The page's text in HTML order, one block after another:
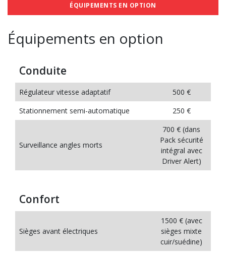
ÉQUIPEMENTS EN OPTION
Équipements en option
Conduite
Régulateur vitesse adaptatif
500 €
Stationnement semi-automatique
250 €
Surveillance angles morts
700 € (dans
Pack sécurité
intégral avec
Driver Alert)
Confort
Sièges avant électriques
1500 € (avec
sièges mixte
cuir/suédine)